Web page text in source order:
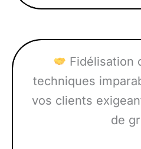
Fidélisation
techniques
vos clients
de